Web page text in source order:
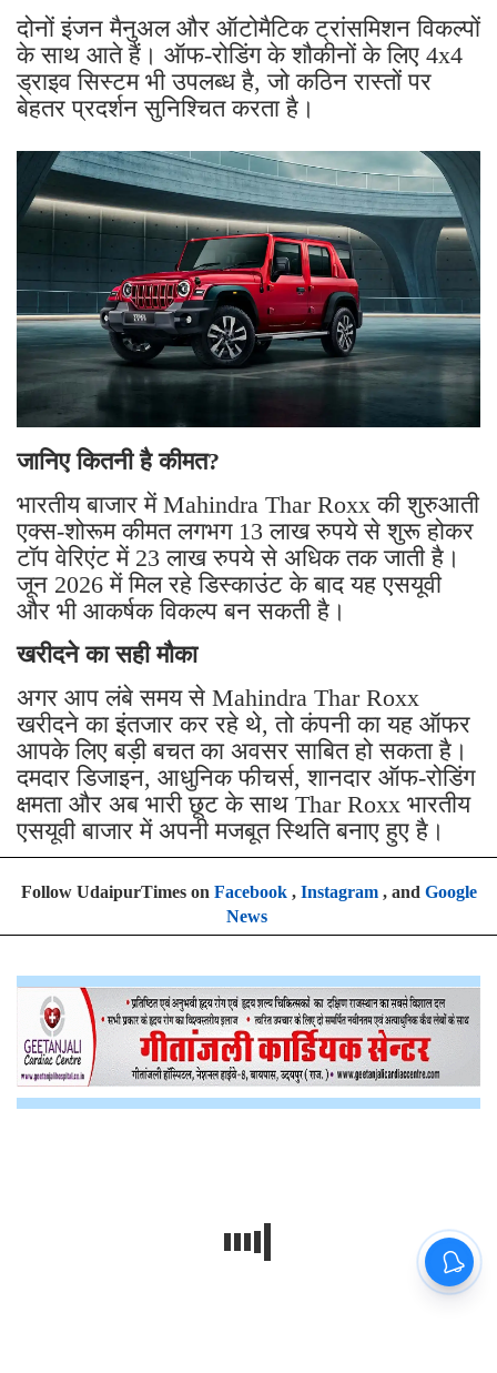
दोनों इंजन मैनुअल और ऑटोमैटिक ट्रांसमिशन विकल्पों
के साथ आते हैं। ऑफ-रोडिंग के शौकीनों के लिए 4x4
ड्राइव सिस्टम भी उपलब्ध है, जो कठिन रास्तों पर
बेहतर प्रदर्शन सुनिश्चित करता है।
जानिए कितनी है कीमत?
भारतीय बाजार में Mahindra Thar Roxx की शुरुआती
एक्स-शोरूम कीमत लगभग 13 लाख रुपये से शुरू होकर
टॉप वेरिएंट में 23 लाख रुपये से अधिक तक जाती है।
जून 2026 में मिल रहे डिस्काउंट के बाद यह एसयूवी
और भी आकर्षक विकल्प बन सकती है।
खरीदने का सही मौका
अगर आप लंबे समय से Mahindra Thar Roxx
खरीदने का इंतजार कर रहे थे, तो कंपनी का यह ऑफर
आपके लिए बड़ी बचत का अवसर साबित हो सकता है।
दमदार डिजाइन, आधुनिक फीचर्स, शानदार ऑफ-रोडिंग
क्षमता और अब भारी छूट के साथ Thar Roxx भारतीय
एसयूवी बाजार में अपनी मजबूत स्थिति बनाए हुए है।
Follow UdaipurTimes on Facebook, Instagram, and Google
News